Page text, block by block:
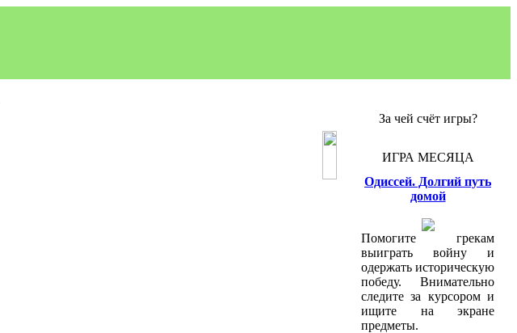
За чей счёт игры?
ИГРА МЕСЯЦА
Одиссей. Долгий путь
домой
Помогите грекам
выиграть войну и
одержать историческую
победу. Внимательно
следите за курсором и
ищите на экране
предметы.